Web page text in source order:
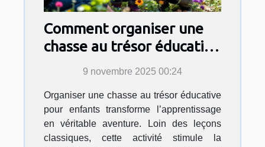
Comment organiser une
chasse au trésor éducative
pour enfants ?
9 novembre 2025 00:24
Organiser une chasse au trésor éducative
pour enfants transforme l’apprentissage
en véritable aventure. Loin des leçons
classiques, cette activité stimule la